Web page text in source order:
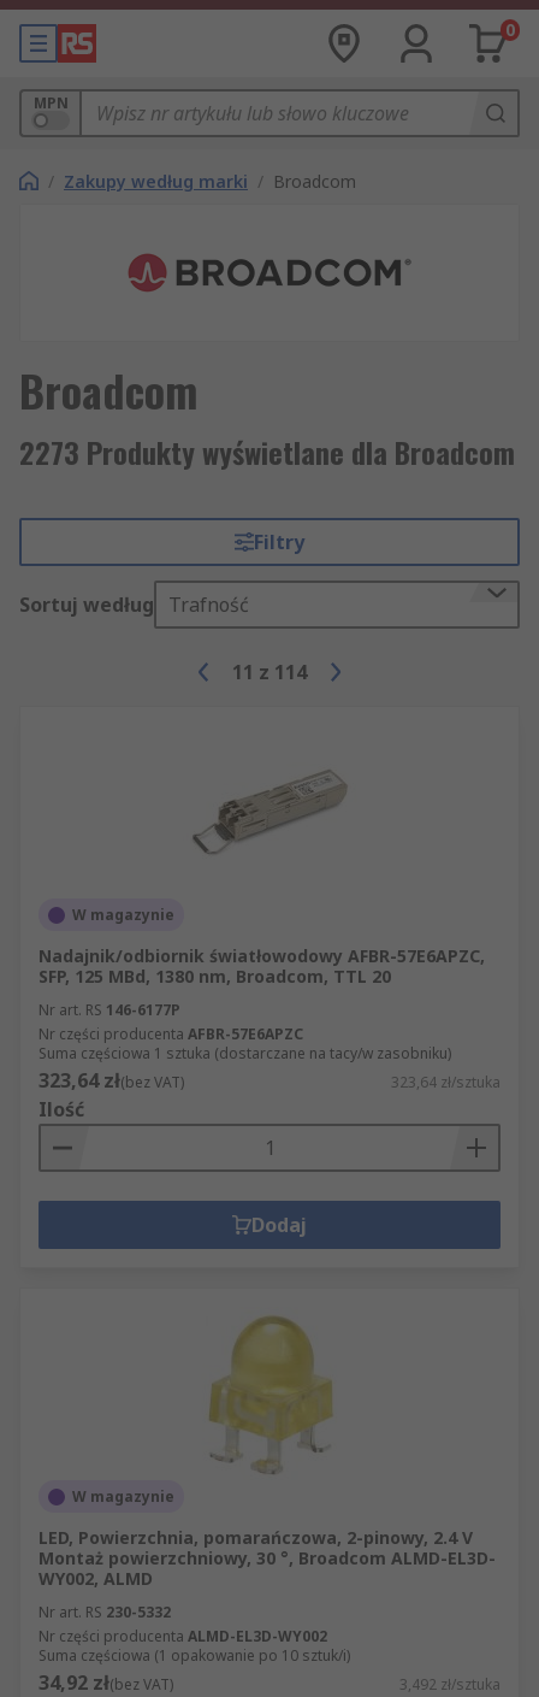
0
MPN
/ Zakupy według marki / Broadcom
Broadcom
2273 Produkty wyświetlane dla Broadcom
Filtry
Sortuj według Trafność
11 z 114
W magazynie
Nadajnik/odbiornik światłowodowy AFBR-57E6APZC,
SFP, 125 MBd, 1380 nm, Broadcom, TTL 20
Nr art. RS 146-6177P
Nr części producenta AFBR-57E6APZC
Suma częściowa 1 sztuka (dostarczane na tacy/w zasobniku)
323,64 zł(bez VAT) 323,64 zł/sztuka
Ilość
Dodaj
W magazynie
LED, Powierzchnia, pomarańczowa, 2-pinowy, 2.4 V
Montaż powierzchniowy, 30 °, Broadcom ALMD-EL3D-
WY002, ALMD
Nr art. RS 230-5332
Nr części producenta ALMD-EL3D-WY002
Suma częściowa (1 opakowanie po 10 sztuk/i)
34,92 zł(bez VAT) 3,492 zł/sztuka